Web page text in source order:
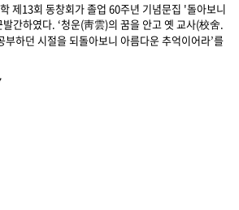
제13회 동창회가 졸업 60주년 기념문집 '돌아보니
간하였다. ‘청운(靑雲)의 꿈을 안고 옛 교사(校舍.
부하던 시절을 되돌아보니 아름다운 추억이어라’를